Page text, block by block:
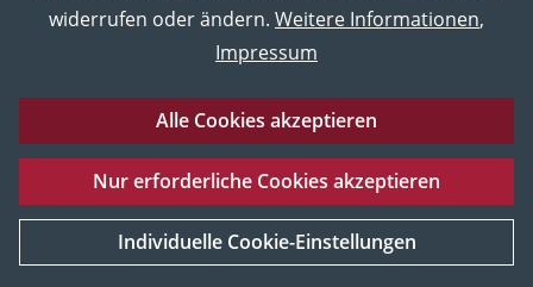
UNESCO
Weltkulturerbe
[Mehr Informationen]
Eberhard Karls Universität Tübingen Impressum
Datenschutz Barrierefreiheitserklärung Sitemap
Service und Material
widerrufen oder ändern. Weitere Informationen,
Impressum
Alle Cookies akzeptieren
Nur erforderliche Cookies akzeptieren
Individuelle Cookie-Einstellungen